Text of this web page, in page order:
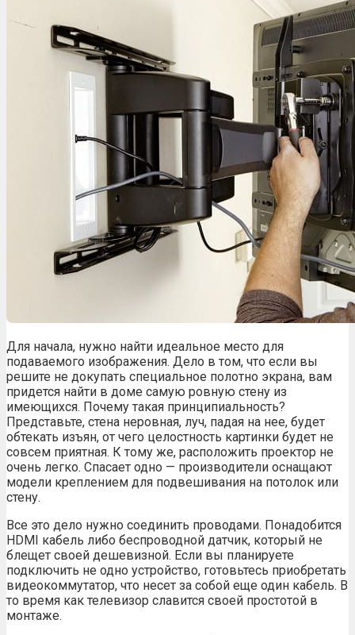
Для начала, нужно найти идеальное место для
подаваемого изображения. Дело в том, что если вы
решите не докупать специальное полотно экрана, вам
придется найти в доме самую ровную стену из
имеющихся. Почему такая принципиальность?
Представьте, стена неровная, луч, падая на нее, будет
обтекать изъян, от чего целостность картинки будет не
совсем приятная. К тому же, расположить проектор не
очень легко. Спасает одно — производители оснащают
модели креплением для подвешивания на потолок или
стену.
Все это дело нужно соединить проводами. Понадобится
HDMI кабель либо беспроводной датчик, который не
блещет своей дешевизной. Если вы планируете
подключить не одно устройство, готовьтесь приобретать
видеокоммутатор, что несет за собой еще один кабель. В
то время как телевизор славится своей простотой в
монтаже.